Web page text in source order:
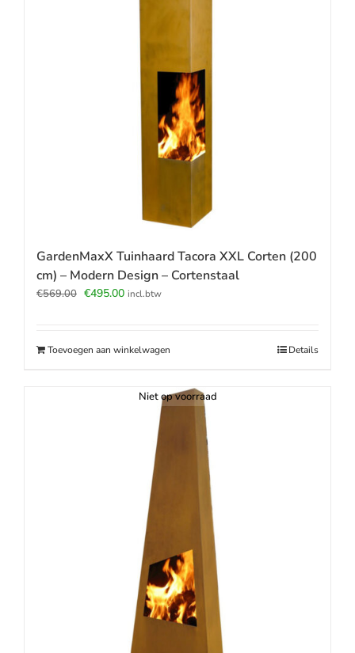
GardenMaxX Tuinhaard Tacora XXL Corten (200
cm) – Modern Design – Cortenstaal
€569.00 Oorspronkelijke
€495.00Huidige
incl.btw
Toevoegen aan winkelwagen Details
Niet op voorraad